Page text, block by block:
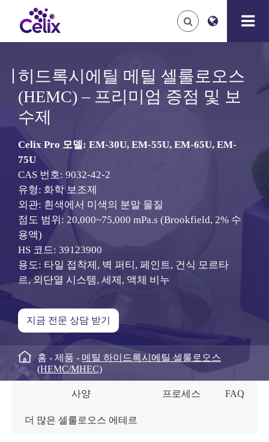
히드록시에틸 메틸 셀룰로오스
(HEMC) – 프리미엄 증점 및 보
수제
Celix Pro 모델: EM-30U, EM-55U, EM-65U, EM-
75U
CAS 번호: 9032-42-2
유형: 화학 보조제
외관: 흰색에서 미색의 분말 물질
점도 범위: 20,000~75,000 mPa.s (Brookfield, 2% 수
용액)
HS 코드: 39123900
용도: 타일 접착제, 벽 퍼티, 페인트, 건식 모르타
르,외단열 시스템, 세제, 액체 비누
지금 전문 상담 받기
 홈 제품
메틸 하이드록시에틸 셀룰로오스
(HEMC/MHEC)
사양 프로세스 FAQ
더 많은 셀룰로오스 에테르